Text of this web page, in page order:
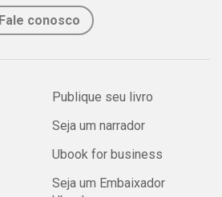
Fale conosco
Publique seu livro
Seja um narrador
Ubook for business
Seja um Embaixador